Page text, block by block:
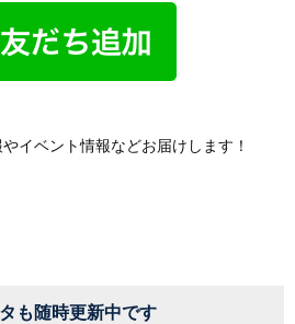
イベント情報などお届けします！
も随時更新中です